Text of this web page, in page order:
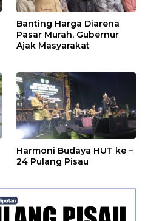
Banting Harga Diarena
Pasar Murah, Gubernur
Ajak Masyarakat
Harmoni Budaya HUT ke –
24 Pulang Pisau